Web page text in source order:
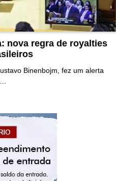
nova regra de royalties
Binenbojm, fez um alerta